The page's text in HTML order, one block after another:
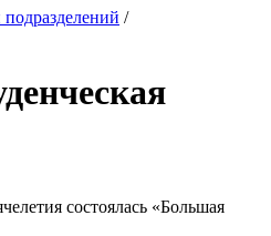
/
состоялась «Большая